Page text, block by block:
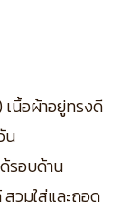
เนื้อผ้าอยู่ทรงดี
น
รอบด้าน
วมใส่และถอด